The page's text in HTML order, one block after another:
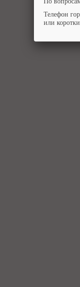
Телефон
или